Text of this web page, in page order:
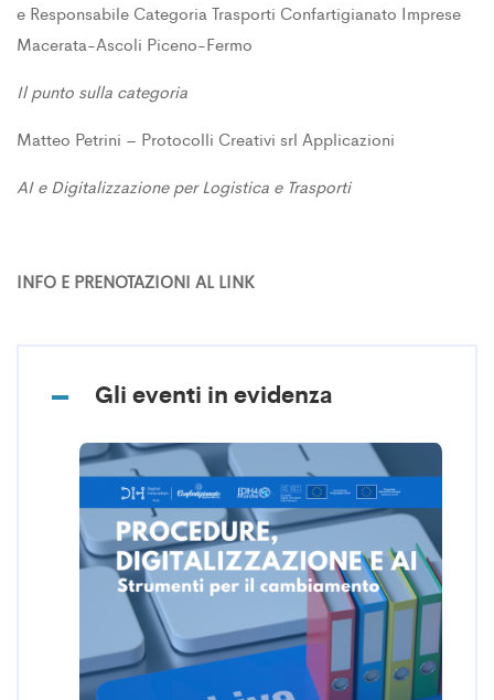
e Responsabile Categoria Trasporti Confartigianato Imprese
Macerata-Ascoli Piceno-Fermo
Il punto sulla categoria
Matteo Petrini – Protocolli Creativi srl Applicazioni
AI e Digitalizzazione per Logistica e Trasporti
INFO E PRENOTAZIONI AL LINK
Gli eventi in evidenza